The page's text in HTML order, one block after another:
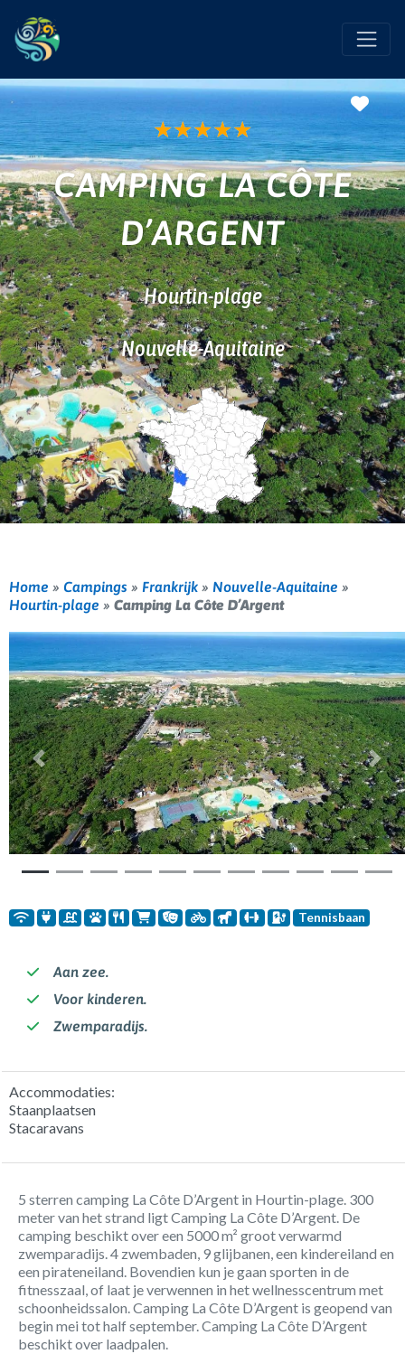
★★★★★
CAMPING LA CÔTE
D’ARGENT
Hourtin-plage
Nouvelle-Aquitaine
Home » Campings » Frankrijk » Nouvelle-Aquitaine »
Hourtin-plage » Camping La Côte D’Argent
Vorige
Tennisbaan
Aan zee.
Voor kinderen.
Zwemparadijs.
Accommodaties:
Staanplaatsen
Stacaravans
5 sterren camping La Côte D’Argent in Hourtin-plage. 300
meter van het strand ligt Camping La Côte D’Argent. De
camping beschikt over een 5000 m² groot verwarmd
zwemparadijs. 4 zwembaden, 9 glijbanen, een kindereiland en
een pirateneiland. Bovendien kun je gaan sporten in de
fitnesszaal, of laat je verwennen in het wellnesscentrum met
schoonheidssalon. Camping La Côte D’Argent is geopend van
begin mei tot half september. Camping La Côte D’Argent
beschikt over laadpalen.